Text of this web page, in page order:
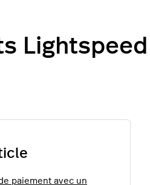
Lightspeed
paiement avec un